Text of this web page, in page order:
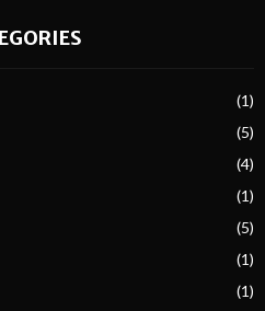
(1)
(5)
(4)
(1)
(5)
(1)
(1)